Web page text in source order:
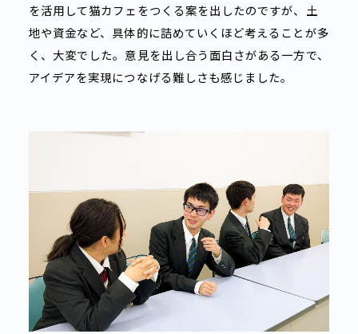
を活用して猫カフェをつくる案を出したのですが、土
地や資金など、具体的に詰めていくほど考えることが多
く、大変でした。意見を出し合う面白さがある一方で、
アイデアを実現につなげる難しさも感じました。